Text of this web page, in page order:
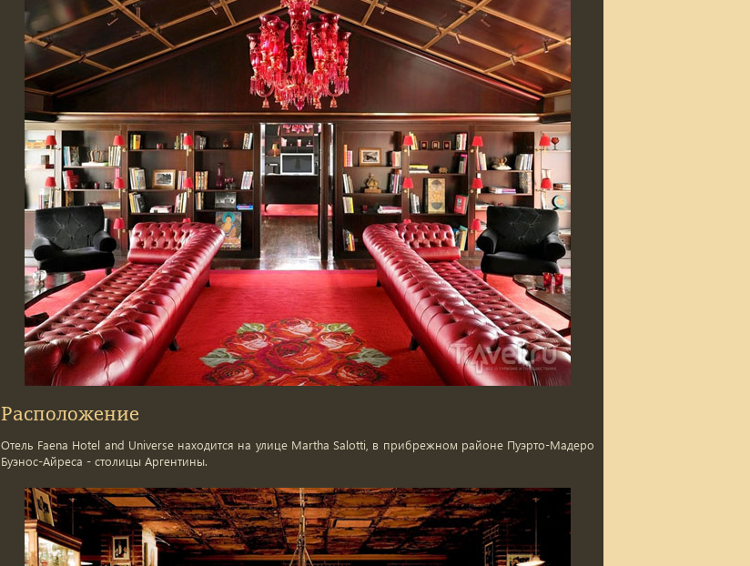
Расположение
Отель Faena Hotel and Universe находится на улице Martha Salotti, в прибрежном районе Пуэрто-Мадеро
Буэнос-Айреса - столицы Аргентины.